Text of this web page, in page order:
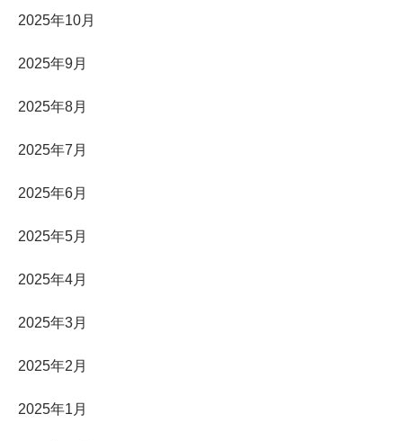
2025年10月
2025年9月
2025年8月
2025年7月
2025年6月
2025年5月
2025年4月
2025年3月
2025年2月
2025年1月